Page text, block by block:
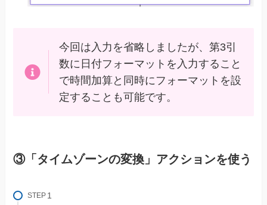
今回は入力を省略しましたが、第3引
数に日付フォーマットを入力すること
で時間加算と同時にフォーマットを設
定することも可能です。
③「タイムゾーンの変換」アクションを使う
STEP